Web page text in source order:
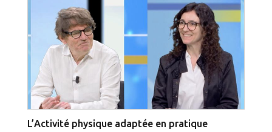
L’Activité physique adaptée en pratique